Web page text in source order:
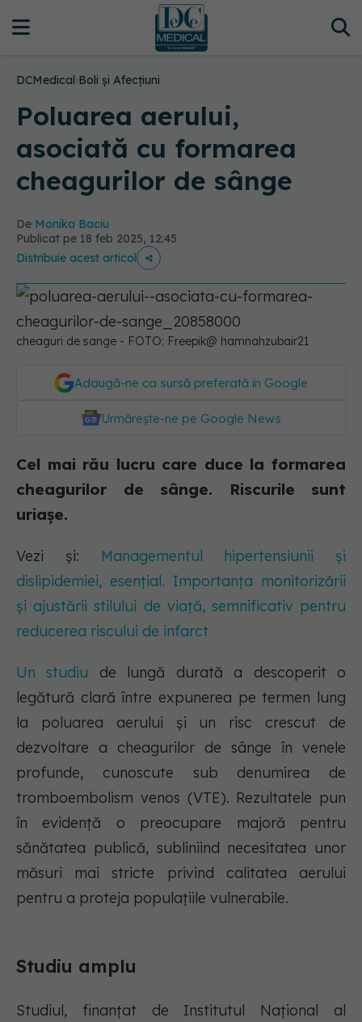
DCMedical›Boli și Afecțiuni
Poluarea aerului,
asociată cu formarea
cheagurilor de sânge
De Monika Baciu
Publicat pe 18 feb 2025, 12:45
Distribuie acest articol
cheaguri de sange - FOTO: Freepik@ hamnahzubair21
Adaugă-ne ca sursă preferată în Google
Urmărește-ne pe Google News
Cel mai rău lucru care duce la formarea
cheagurilor de sânge. Riscurile sunt
uriașe.
Vezi și: Managementul hipertensiunii și
dislipidemiei, esențial. Importanța monitorizării
și ajustării stilului de viață, semnificativ pentru
reducerea riscului de infarct
Un studiu de lungă durată a descoperit o
legătură clară între expunerea pe termen lung
la poluarea aerului și un risc crescut de
dezvoltare a cheagurilor de sânge în venele
profunde, cunoscute sub denumirea de
tromboembolism venos (VTE). Rezultatele pun
în evidență o preocupare majoră pentru
sănătatea publică, subliniind necesitatea unor
măsuri mai stricte privind calitatea aerului
pentru a proteja populațiile vulnerabile.
Studiu amplu
Studiul, finanțat de Institutul Național al